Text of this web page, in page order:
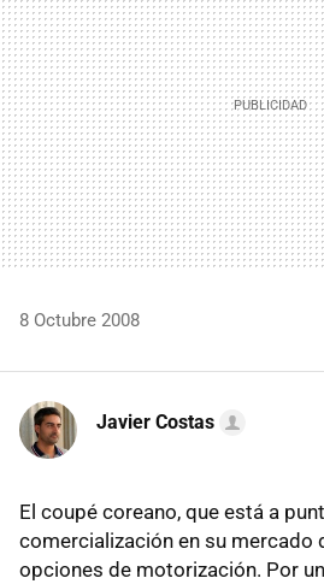
8 Octubre 2008
Javier Costas
El coupé coreano, que está a
comercialización en su mercado
opciones de motorización. Por